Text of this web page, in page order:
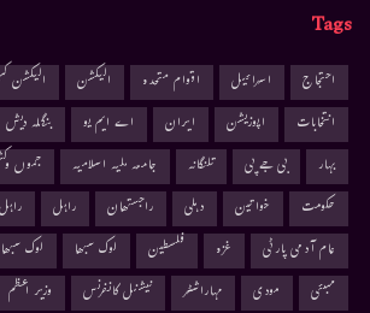
Tags
احتجاج اسرائیل اقوام متحدہ الیکشن الیکشن
انتخابات
اپوزیشن ایران اے ایم یو بنگلہ دیش
بہار
بی جے پی تلنگانہ جامعہ ملیہ اسلامیہ جموں
حکومت
خواتین دہلی راجستھان راہل
عام آدمی پارٹی
غزہ فلسطین لوک سبھا لوک
ممبئی
مودی مہاراشٹر نیشنل کانفرنس وزیر اعظم